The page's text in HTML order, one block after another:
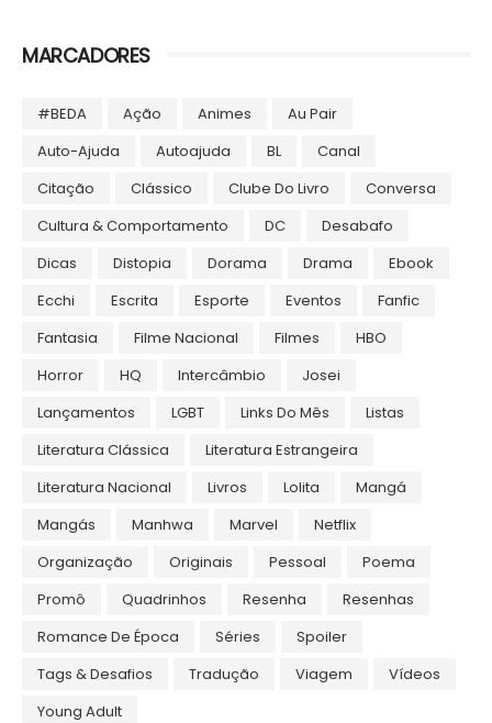
MARCADORES
#BEDA Ação Animes
Au Pair
Auto-Ajuda
Autoajuda BL
Canal
Citação
Clássico Clube Do Livro
Conversa
Cultura & Comportamento
DC
Desabafo
Dicas
Distopia Dorama Drama
Ebook
Ecchi
Escrita Esporte Eventos
Fanfic
Fantasia
Filme Nacional Filmes
HBO
Horror
HQ Intercâmbio
Josei
Lançamentos
LGBT Links Do Mês
Listas
Literatura Clássica
Literatura Estrangeira
Literatura Nacional
Livros Lolita
Mangá
Mangás
Manhwa Marvel
Netflix
Organização
Originais Pessoal
Poema
Promô
Quadrinhos Resenha
Resenhas
Romance De Época
Séries
Spoiler
Tags & Desafios
Tradução Viagem
Vídeos
Young Adult